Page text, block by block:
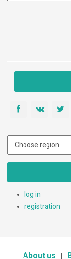
log in
registration
About us